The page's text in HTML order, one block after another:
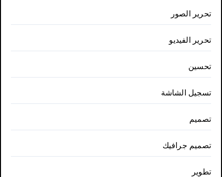
تحرير الصور
تحرير الفيديو
تحسين
تسجيل الشاشة
تصميم
تصميم جرافيك
تطوير